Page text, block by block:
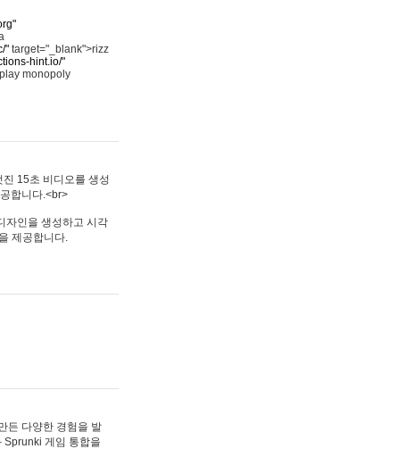
" target="_blank">rizz
hint.io/"
monopoly
15초 비디오를 생성
합니다.<br>
자인을 생성하고 시각
제공합니다.
든 다양한 경험을 발
Sprunki 게임 통합을